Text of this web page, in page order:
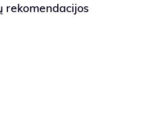
rekomendacijos